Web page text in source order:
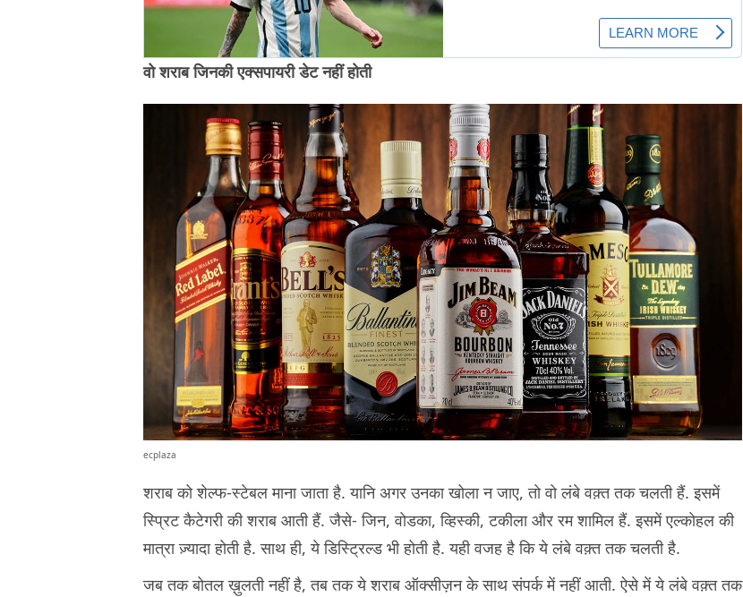
वो शराब जिनकी एक्सपायरी डेट नहीं होती
ecplaza
शराब को शेल्फ-स्टेबल माना जाता है. यानि अगर उनका खोला न जाए, तो वो लंबे वक़्त तक चलती हैं. इसमें
स्प्रिट कैटेगरी की शराब आती हैं. जैसे- जिन, वोडका, व्हिस्की, टकीला और रम शामिल हैं. इसमें एल्कोहल की
मात्रा ज़्यादा होती है. साथ ही, ये डिस्ट्रिल्ड भी होती है. यही वजह है कि ये लंबे वक़्त तक चलती है.
जब तक बोतल ख़ुलती नहीं है, तब तक ये शराब ऑक्सीज़न के साथ संपर्क में नहीं आती. ऐसे में ये लंबे वक़्त तक